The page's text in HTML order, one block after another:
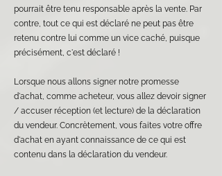
pourrait être tenu responsable après la vente. Par
contre, tout ce qui est déclaré ne peut pas être
retenu contre lui comme un vice caché, puisque
précisément, c'est déclaré !
Lorsque nous allons signer notre promesse
d'achat, comme acheteur, vous allez devoir signer
/ accuser réception (et lecture) de la déclaration
du vendeur. Concrètement, vous faites votre offre
d'achat en ayant connaissance de ce qui est
contenu dans la déclaration du vendeur.